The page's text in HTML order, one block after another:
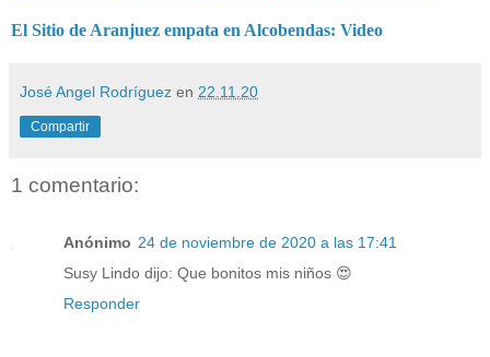
El Sitio de Aranjuez empata en Alcobendas: Video
José Angel Rodríguez en 22.11.20
Compartir
1 comentario:
Anónimo 24 de noviembre de 2020 a las 17:41
Susy Lindo dijo: Que bonitos mis niños 😍
Responder